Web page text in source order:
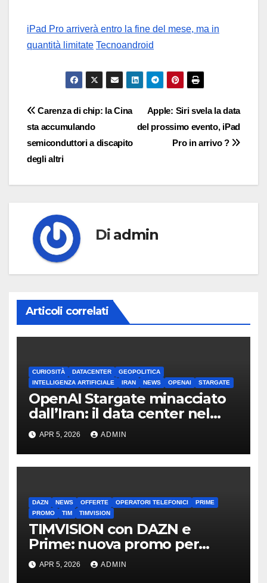
iPad Pro arriverà entro la fine del mese, ma in
quantità limitate Tecnoandroid
Navigazione
articoli
Apple: Siri svela la data
del prossimo evento, iPad
Pro in arrivo ?
Carenza di chip: la Cina
sta accumulando
semiconduttori a discapito
degli altri
Di admin
Articoli correlati
CURIOSITÀ DATACENTER
GEOPOLITICA
INTELLIGENZA ARTIFICIALE
IRAN NEWS OPENAI STARGATE
OpenAI Stargate minacciato
dall’Iran: il data center nel
mirino
APR 5, 2026 ADMIN
DAZN NEWS OFFERTE OPERATORI TELEFONICI
PRIME
PROMO
TIM TIMVISION
TIMVISION con DAZN e
Prime: nuova promo per
clienti TIM
APR 5, 2026 ADMIN